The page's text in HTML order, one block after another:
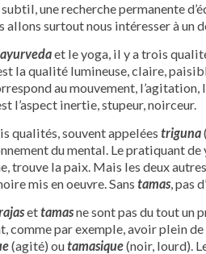
une recherche permanente
allons surtout nous intéresser à un
ayurvedaet le yoga, il y a trois
la qualité lumineuse, claire,
au mouvement, l’agitation,
l’aspect inertie, stupeur, noirceur.
qualités, souvent appeléestriguna
du mental. Le pratiquant
trouve la paix. Mais les deux
mis en oeuvre. Sanstamas, pas
ettamasne sont pas du tout un
comme par exemple, avoir plein
(agité) outamasique(noir, lourd).